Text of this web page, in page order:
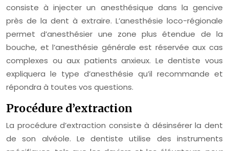
consiste à injecter un anesthésique dans la gencive
près de la dent à extraire. L’anesthésie loco-régionale
permet d’anesthésier une zone plus étendue de la
bouche, et l’anesthésie générale est réservée aux cas
complexes ou aux patients anxieux. Le dentiste vous
expliquera le type d’anesthésie qu’il recommande et
répondra à toutes vos questions.
Procédure d’extraction
La procédure d’extraction consiste à désinsérer la dent
de son alvéole. Le dentiste utilise des instruments